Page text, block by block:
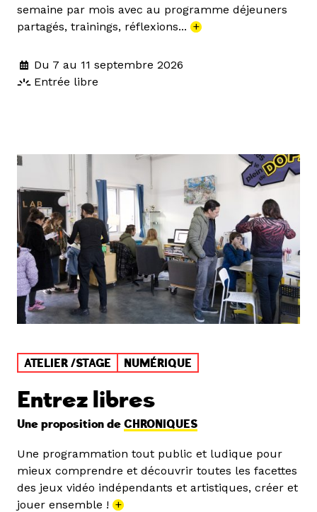
semaine par mois avec au programme déjeuners
partagés, trainings, réflexions... +
Du 7 au 11 septembre 2026
Entrée libre
ATELIER /STAGE NUMÉRIQUE
Entrez libres
Une proposition de CHRONIQUES
Une programmation tout public et ludique pour
mieux comprendre et découvrir toutes les facettes
des jeux vidéo indépendants et artistiques, créer et
jouer ensemble ! +